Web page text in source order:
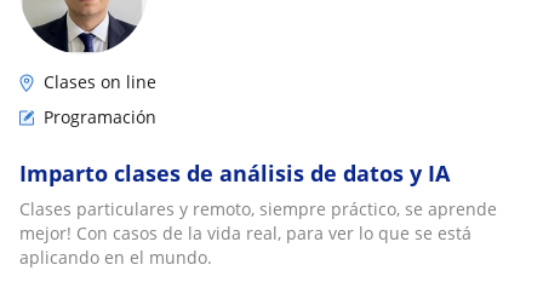
Clases on line
Programación
Imparto clases de análisis de datos y IA
Clases particulares y remoto, siempre práctico, se aprende
mejor! Con casos de la vida real, para ver lo que se está
aplicando en el mundo.